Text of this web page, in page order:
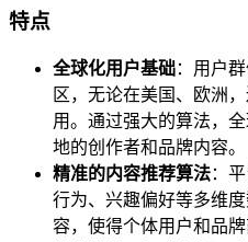
特点
全球化用户基础：用户
区，无论在美国、欧洲
用。通过强大的算法，
地的创作者和品牌内容。
精准的内容推荐算法：
行为、兴趣偏好等多维
容，使得个体用户和品